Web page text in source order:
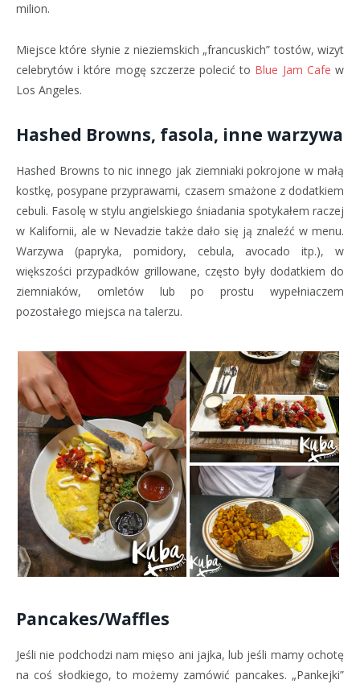
milion.
Miejsce które słynie z nieziemskich „francuskich” tostów, wizyt
celebrytów i które mogę szczerze polecić to Blue Jam Cafe w
Los Angeles.
Hashed Browns, fasola, inne warzywa
Hashed Browns to nic innego jak ziemniaki pokrojone w małą
kostkę, posypane przyprawami, czasem smażone z dodatkiem
cebuli. Fasolę w stylu angielskiego śniadania spotykałem raczej
w Kalifornii, ale w Nevadzie także dało się ją znaleźć w menu.
Warzywa (papryka, pomidory, cebula, avocado itp.), w
większości przypadków grillowane, często były dodatkiem do
ziemniaków, omletów lub po prostu wypełniaczem
pozostałego miejsca na talerzu.
Pancakes/Waffles
Jeśli nie podchodzi nam mięso ani jajka, lub jeśli mamy ochotę
na coś słodkiego, to możemy zamówić pancakes. „Pankejki”